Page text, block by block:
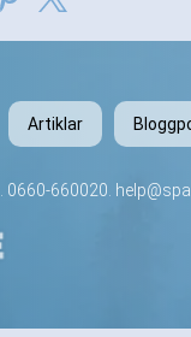
Artiklar
0660-660020